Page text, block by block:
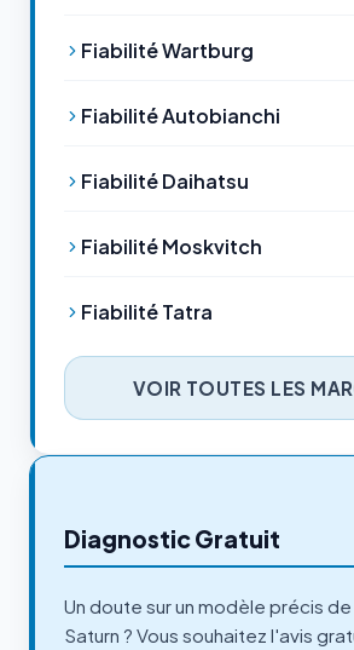
Fiabilité Wartburg
Fiabilité Autobianchi
Fiabilité Daihatsu
Fiabilité Moskvitch
Fiabilité Tatra
VOIR TOUTES LES
Diagnostic Gratuit
Un doute sur un modèle précis
Saturn ? Vous souhaitez l'avis